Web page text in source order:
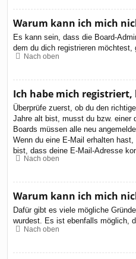
Warum kann ich mich
Es kann sein, dass die Board-
dem du dich registrieren möchtest,
Nach oben
Ich habe mich
Überprüfe zuerst, ob du den
Jahre alt bist, musst du bzw. einer
Boards müssen alle neu
Wenn du eine E-Mail erhalten
bist, dass deine E-Mail-Adresse
Nach oben
Warum kann ich mich
Dafür gibt es viele mögliche
wurdest. Es ist ebenfalls möglich,
Nach oben